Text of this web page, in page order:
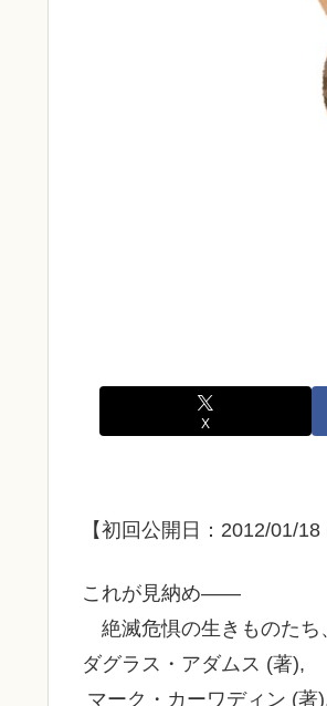
X
【初回公開日：2012/01/18
これが見納め――
絶滅危惧の生きものたち
ダグラス・アダムス (著),
マーク・カーワディン (著